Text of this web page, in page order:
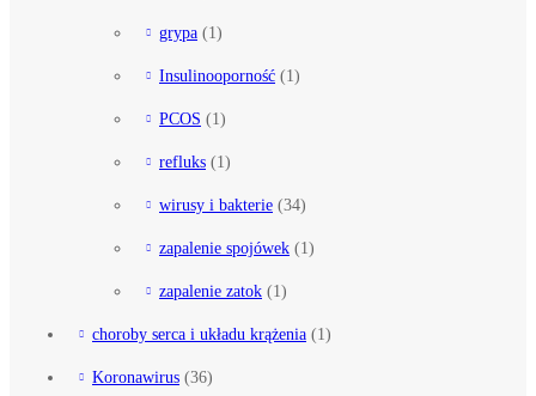
grypa (1)
Insulinooporność (1)
PCOS (1)
refluks (1)
wirusy i bakterie (34)
zapalenie spojówek (1)
zapalenie zatok (1)
choroby serca i układu krążenia (1)
Koronawirus (36)